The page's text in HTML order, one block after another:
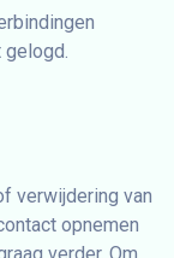
gelogd.
verwijdering van
opnemen